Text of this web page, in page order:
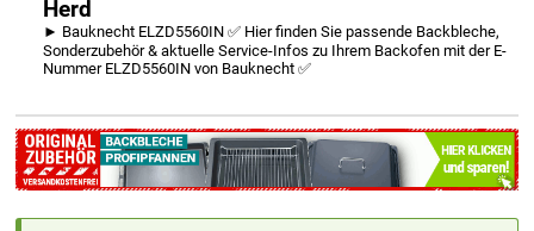
Herd
► Bauknecht ELZD5560IN ✅ Hier finden Sie passende Backbleche,
Sonderzubehör & aktuelle Service-Infos zu Ihrem Backofen mit der E-
Nummer ELZD5560IN von Bauknecht ✅